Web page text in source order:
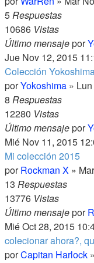
5Respuestas
10686 Vistas
Último mensajepor
Jue Nov 12, 2015
Colección
porYokoshima »
8 Respuestas
12280 Vistas
Último mensajepor
Mié Nov 11, 2015
Mi colección 2015
porRockman X »
13 Respuestas
13776 Vistas
Último mensajepor
Mié Oct 28, 2015
colecionar ahora?,
porCapitan Harlock